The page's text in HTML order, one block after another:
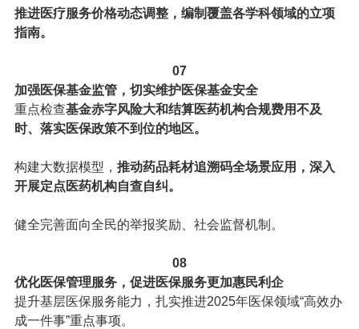
推进医疗服务价格动态调整，编制覆盖各学科领域的立项
指南。
07
加强医保基金监管，切实维护医保基金安全
重点检查基金赤字风险大和结算医药机构合规费用不及
时、落实医保政策不到位的地区。
构建大数据模型， 推动药品耗材追溯码全场景应用，深入
开展定点医药机构自查自纠。
健全完善面向全民的举报奖励、社会监督机制。
08
优化医保管理服务，促进医保服务更加惠民利企
提升基层医保服务能力，扎实推进2025年医保领域“高效办
成一件事”重点事项。